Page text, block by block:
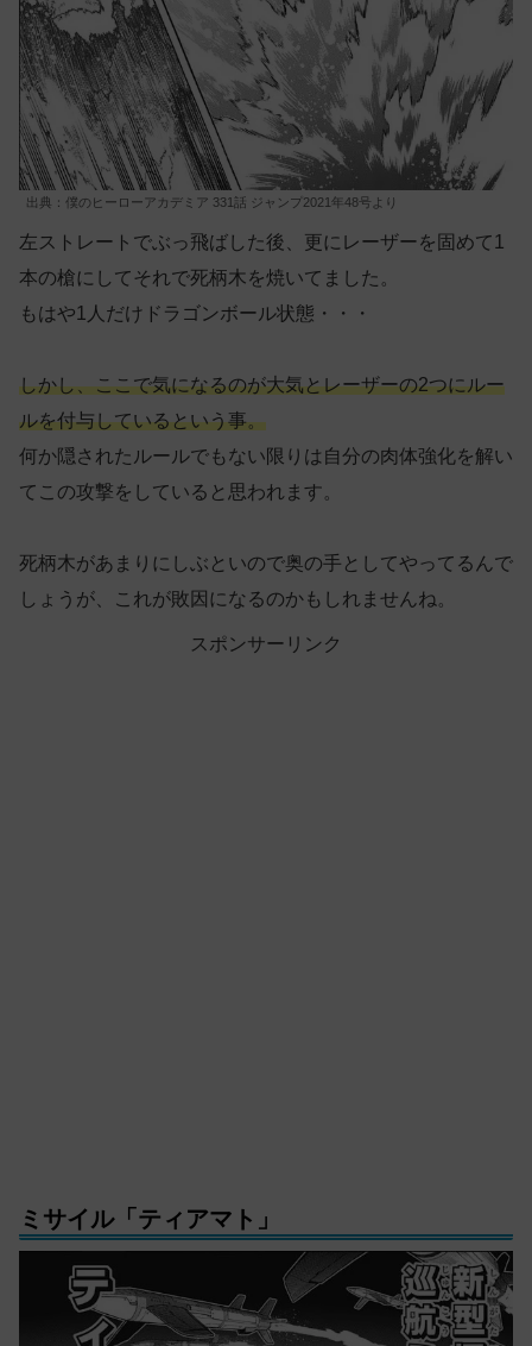
出典：僕のヒーローアカデミア 331話 ジャンプ2021年48号より
左ストレートでぶっ飛ばした後、更にレーザーを固めて1
本の槍にしてそれで死柄木を焼いてました。
もはや1人だけドラゴンボール状態・・・
しかし、ここで気になるのが大気とレーザーの2つにルー
ルを付与しているという事。
何か隠されたルールでもない限りは自分の肉体強化を解い
てこの攻撃をしていると思われます。
死柄木があまりにしぶといので奥の手としてやってるんで
しょうが、これが敗因になるのかもしれませんね。
スポンサーリンク
ミサイル「ティアマト」